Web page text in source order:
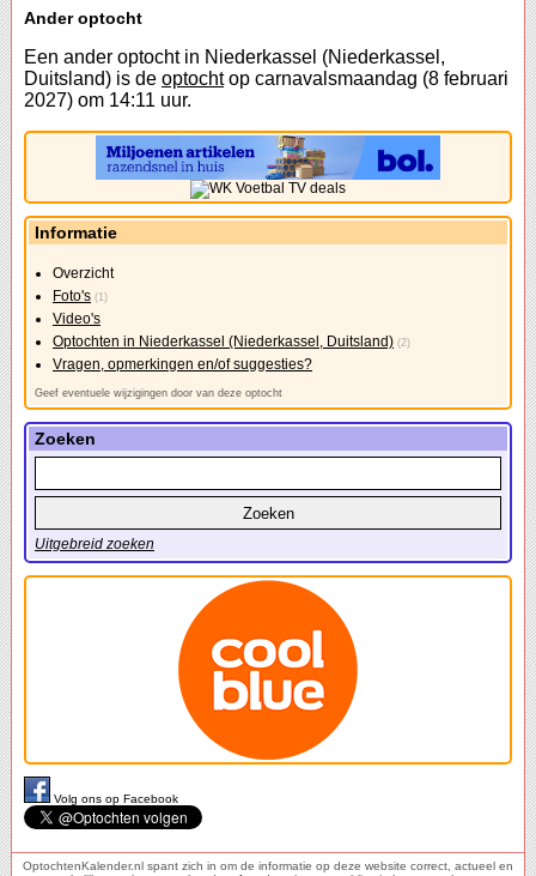
Ander optocht
Een ander optocht in Niederkassel (Niederkassel,
Duitsland) is de optochtop carnavalsmaandag (8 februari
2027) om 14:11 uur.
Informatie
Overzicht
Foto's (1)
Video's
Optochten in Niederkassel (Niederkassel, Duitsland) (2)
Vragen, opmerkingen en/of suggesties?
Geef eventuele wijzigingen door van deze optocht
Zoeken
Uitgebreid zoeken
Volg ons op Facebook
OptochtenKalender.nl spant zich in om de informatie op deze website correct, actueel en